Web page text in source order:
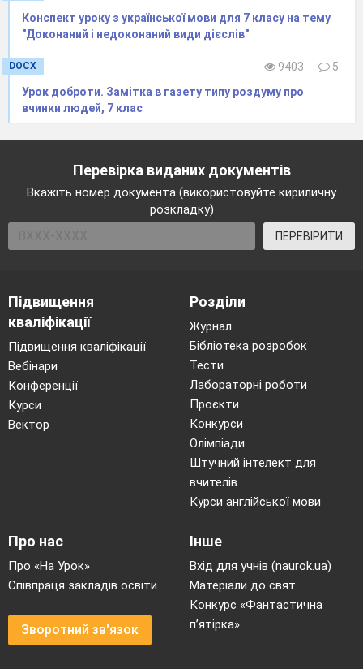
Конспект уроку з української мови для 7 класу на тему
"Доконаний і недоконаний види дієслів"
DOCX 9403
5
Урок доброти. Замітка в газету типу роздуму про
вчинки людей, 7 клас
Перевірка виданих документів
Вкажіть номер документа (використовуйте кириличну
розкладку)
ПЕРЕВІРИТИ
Підвищення
кваліфікації
Підвищення кваліфікації
Вебінари
Конференції
Курси
Вектор
Розділи
Журнал
Бібліотека розробок
Тести
Лабораторні роботи
Проєкти
Конкурси
Олімпіади
Штучний інтелект для
вчителів
Курси англійської мови
Про нас
Про «На Урок»
Співпраця закладів освіти
Зворотний зв'язок
Інше
Вхід для учнів (naurok.ua)
Матеріали до свят
Конкурс «Фантастична
п’ятірка»